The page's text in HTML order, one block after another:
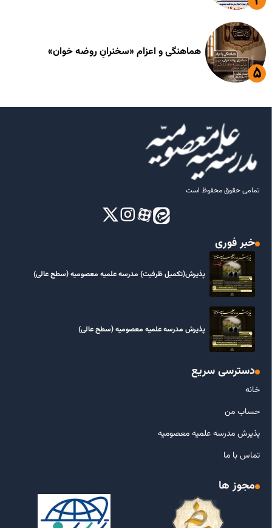
هماهنگی و اعزام «سخنرانِ روضه خوان»
تمامی حقوق محفوظ است
خبر فوری
پذیرش(تکمیل ظرفیت) مدرسه علمیه معصومیه‌ (سطح عالی)
پذیرش مدرسه علمیه معصومیه‌ (سطح عالی)
دسترسی سریع
خانه
حساب من
پذیرش مدرسه علمیه معصومیه
تماس با ما
مجوز ها